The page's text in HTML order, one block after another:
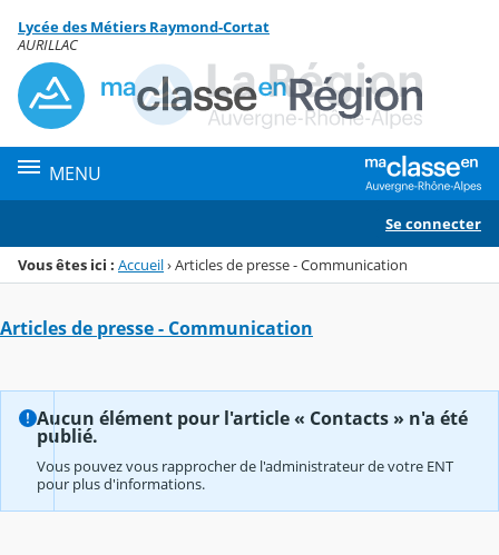
Menu de la rubrique
Contenu
Lycée des Métiers Raymond-Cortat
AURILLAC
MENU
Se connecter
Vous êtes ici : Accueil›Articles de presse - Communication
Articles de presse - Communication
Aucun élément pour l'article « Contacts » n'a été
publié.
Vous pouvez vous rapprocher de l'administrateur de votre ENT
pour plus d'informations.